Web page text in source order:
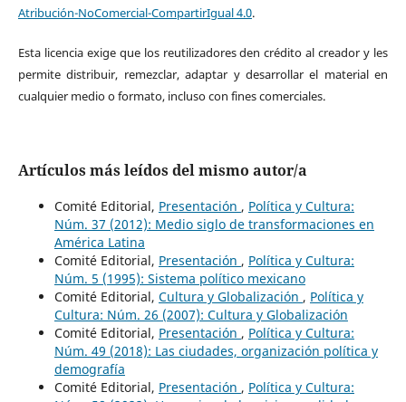
Atribución-NoComercial-CompartirIgual 4.0.
Esta licencia exige que los reutilizadores den crédito al creador y les
permite distribuir, remezclar, adaptar y desarrollar el material en
cualquier medio o formato, incluso con fines comerciales.
Artículos más leídos del mismo autor/a
Comité Editorial, Presentación , Política y Cultura:
Núm. 37 (2012): Medio siglo de transformaciones en
América Latina
Comité Editorial, Presentación , Política y Cultura:
Núm. 5 (1995): Sistema político mexicano
Comité Editorial, Cultura y Globalización , Política y
Cultura: Núm. 26 (2007): Cultura y Globalización
Comité Editorial, Presentación , Política y Cultura:
Núm. 49 (2018): Las ciudades, organización política y
demografía
Comité Editorial, Presentación , Política y Cultura: